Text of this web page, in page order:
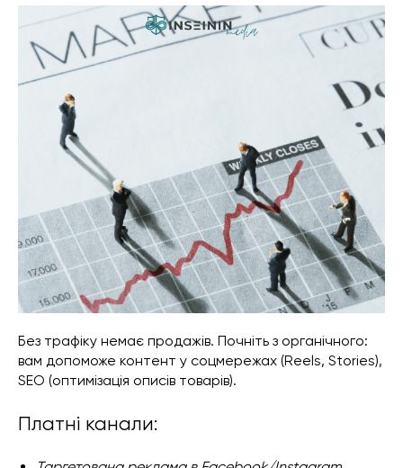
Без трафіку немає продажів. Почніть з органічного:
вам допоможе контент у соцмережах (Reels, Stories),
SEO (оптимізація описів товарів).
Платні канали: